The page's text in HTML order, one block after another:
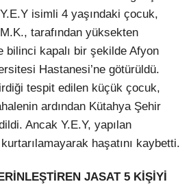
isimli 4 yaşındaki çocuk,
tarafından yüksekten
bilinci kapalı bir şekilde Afyon
Hastanesi’ne götürüldü.
tespit edilen küçük çocuk,
ardından Kütahya Şehir
Ancak Y.E.Y, yapılan
haşatını kaybetti.
JASAT 5 KİŞİYİ